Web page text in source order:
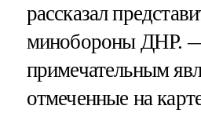
рассказал
минобороны ДНР.
примечательным
отмеченные на